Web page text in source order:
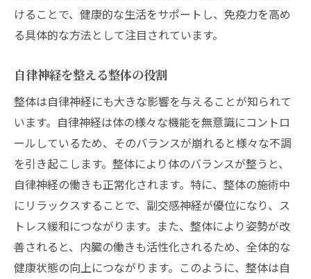
けることで、健康的な生活をサポートし、免疫力を高め
る具体的な方法として注目されています。
自律神経を整える整体の役割
整体は自律神経にも大きな影響を与えることが知られて
います。自律神経は体の様々な機能を無意識にコントロ
ールしているため、そのバランスが崩れると様々な不調
を引き起こします。整体により体のバランスが整うと、
自律神経の働きも正常化されます。特に、整体の施術中
にリラックスすることで、副交感神経が優位になり、ス
トレス緩和につながります。また、整体により姿勢が改
善されると、内臓の働きも活性化されるため、全体的な
健康状態の向上につながります。このように、整体は自